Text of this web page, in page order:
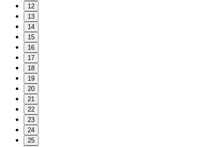
12
13
14
15
16
17
18
19
20
21
22
23
24
25